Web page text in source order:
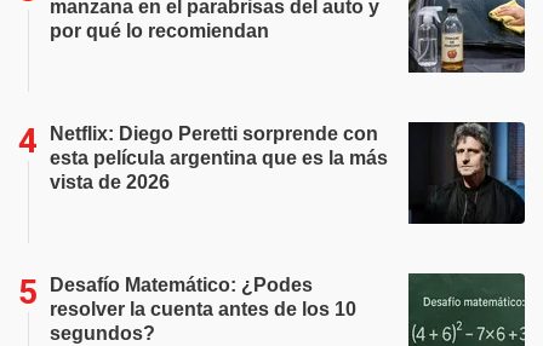
manzana en el parabrisas del auto y
por qué lo recomiendan
Netflix: Diego Peretti sorprende con
esta película argentina que es la más
vista de 2026
Desafío Matemático: ¿Podes
resolver la cuenta antes de los 10
segundos?